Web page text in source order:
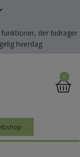
der bidrager
hverdag.
0